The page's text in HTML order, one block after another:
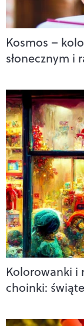
Kosmos –
słonecznym i
Kolorowanki i
choinki: